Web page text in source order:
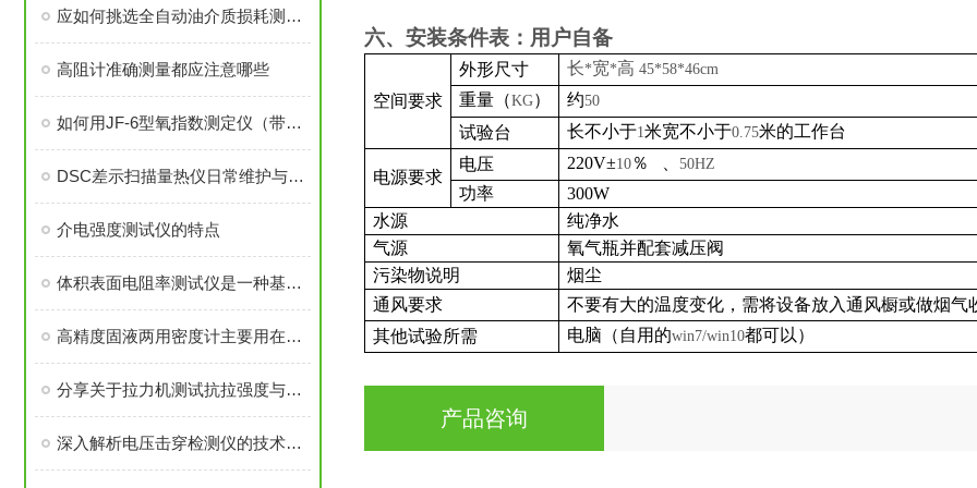
应如何挑选全自动油介质损耗测试仪
高阻计准确测量都应注意哪些
如何用JF-6型氧指数测定仪（带排烟通风橱）进行沥青的氧指数试验？
DSC差示扫描量热仪日常维护与故障排查
介电强度测试仪的特点
体积表面电阻率测试仪是一种基于电阻率原理的仪器
高精度固液两用密度计主要用在哪些行业
分享关于拉力机测试抗拉强度与伸长率方法
深入解析电压击穿检测仪的技术原理与多领域应用实践
六、安装条件表：用户自备
空间要求
外形尺寸 长*宽*高 45*58*46cm
重量（KG） 约50
试验台 长不小于1米宽不小于0.75米的工作台
电源要求
电压 220V±10 ％ 、 50HZ
功率
300W
水源
纯净水
气源
氧气瓶并配套减压阀
污染物说明
烟尘
通风要求
不要有大的温度变化，需将设备放入通风橱或做烟气
其他试验所需
电脑（自用的win7/win10都可以）
产品咨询